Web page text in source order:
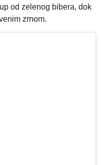
od zelenog bibera, dok
zrnom.